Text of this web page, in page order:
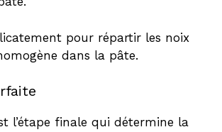
pour répartir les noix
dans la pâte.
l’étape finale qui détermine la